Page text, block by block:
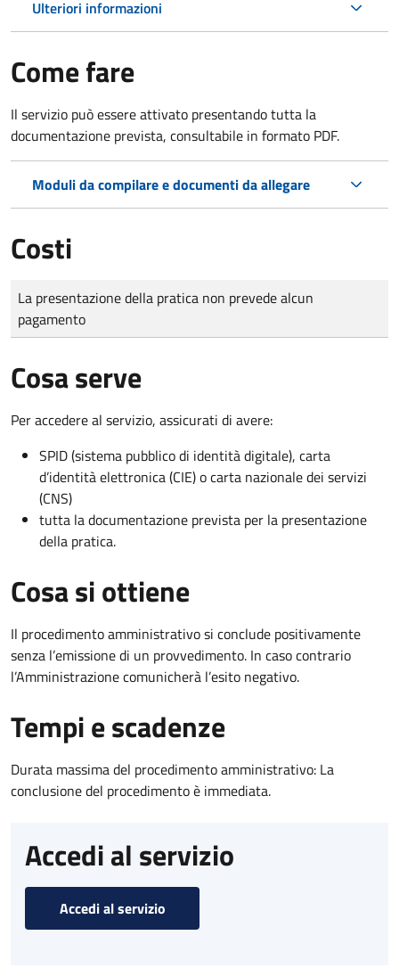
Ulteriori informazioni
Come fare
Il servizio può essere attivato presentando tutta la
documentazione prevista, consultabile in formato PDF.
Moduli da compilare e documenti da allegare
Costi
Tipo di pagamento
Importo
La presentazione della pratica non prevede alcun
pagamento
Cosa serve
Per accedere al servizio, assicurati di avere:
SPID (sistema pubblico di identità digitale), carta
d’identità elettronica (CIE) o carta nazionale dei servizi
(CNS)
tutta la documentazione prevista per la presentazione
della pratica.
Cosa si ottiene
Il procedimento amministrativo si conclude positivamente
senza l’emissione di un provvedimento. In caso contrario
l’Amministrazione comunicherà l’esito negativo.
Tempi e scadenze
Durata massima del procedimento amministrativo: La
conclusione del procedimento è immediata.
Accedi al servizio
Accedi al servizio